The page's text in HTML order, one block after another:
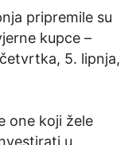
pripremile su
kupce –
5. lipnja,
one koji žele